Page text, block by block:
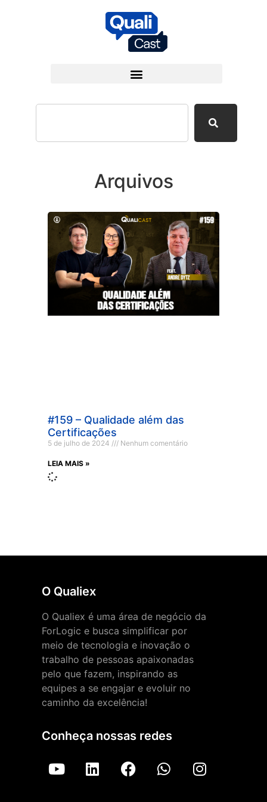
Arquivos
#159 – Qualidade além das
Certificações
5 de julho de 2024 Nenhum comentário
LEIA MAIS »
O Qualiex
O Qualiex é uma área de negócio da
ForLogic e busca simplificar por
meio de tecnologia e inovação o
trabalho de pessoas apaixonadas
pelo que fazem, inspirando as
equipes a se engajar e evoluir no
caminho da excelência!
Conheça nossas redes